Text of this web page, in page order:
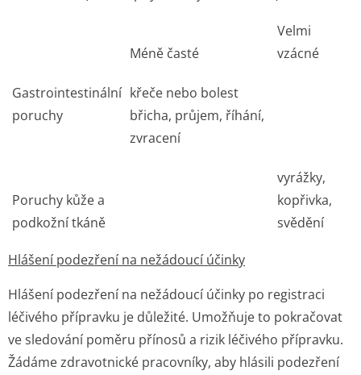
Méně časté
Velmi
vzácné
Gastrointestinální
poruchy
křeče nebo bolest
břicha, průjem, říhání,
zvracení
Poruchy kůže a
podkožní tkáně
vyrážky,
kopřivka,
svědění
Hlášení podezření na nežádoucí účinky
Hlášení podezření na nežádoucí účinky po registraci
léčivého přípravku je důležité. Umožňuje to pokračovat
ve sledování poměru přínosů a rizik léčivého přípravku.
Žádáme zdravotnické pracovníky, aby hlásili podezření